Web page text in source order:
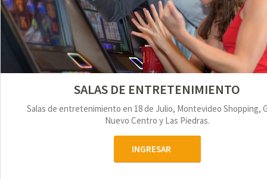
SALAS DE ENTRETENIMIENTO
Salas de entretenimiento en 18 de Julio, Montevideo Shopping,
Nuevo Centro y Las Piedras.
INGRESAR